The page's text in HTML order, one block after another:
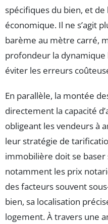
spécifiques du bien, et de
économique. Il ne s’agit
barème au mètre carré,
profondeur la
éviter les erreurs
En parallèle, la montée
directement la capacité
obligeant les vendeurs à
leur stratégie de
immobilière doit se baser
notamment les prix
des facteurs souvent
bien, sa localisation
logement. À travers une